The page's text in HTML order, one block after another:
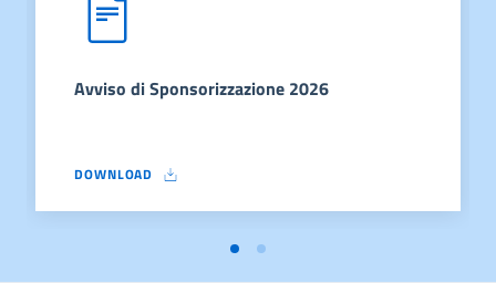
Avviso di Sponsorizzazione 2026
DOWNLOAD
AVVISO DI SPONSORIZZAZIONE 2026